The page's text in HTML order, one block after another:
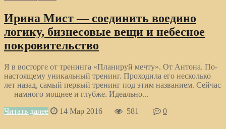
Ирина Мист — соединить воедино
логику, бизнесовые вещи и небесное
покровительство
Я в восторге от тренинга «Планируй мечту». От Антона. По-
настоящему уникальный тренинг. Проходила его несколько
лет назад, самый первый тренинг под этим названием. Сейчас
— намного мощнее и глубже. Идеально...
Читать далее
14 Мар 2016 581 0